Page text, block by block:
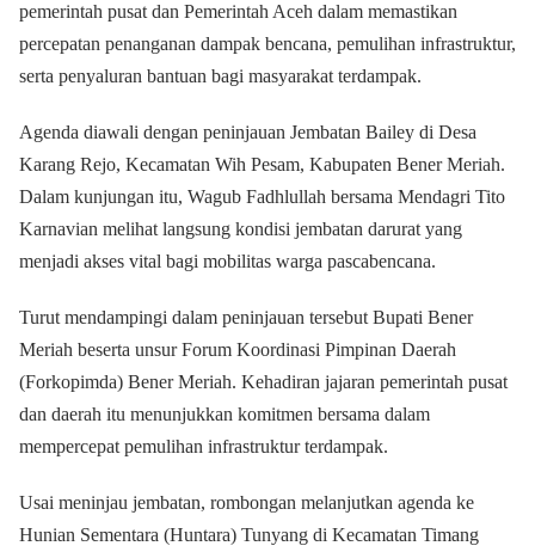
pemerintah pusat dan Pemerintah Aceh dalam memastikan
percepatan penanganan dampak bencana, pemulihan infrastruktur,
serta penyaluran bantuan bagi masyarakat terdampak.
Agenda diawali dengan peninjauan Jembatan Bailey di Desa
Karang Rejo, Kecamatan Wih Pesam, Kabupaten Bener Meriah.
Dalam kunjungan itu, Wagub Fadhlullah bersama Mendagri Tito
Karnavian melihat langsung kondisi jembatan darurat yang
menjadi akses vital bagi mobilitas warga pascabencana.
Turut mendampingi dalam peninjauan tersebut Bupati Bener
Meriah beserta unsur Forum Koordinasi Pimpinan Daerah
(Forkopimda) Bener Meriah. Kehadiran jajaran pemerintah pusat
dan daerah itu menunjukkan komitmen bersama dalam
mempercepat pemulihan infrastruktur terdampak.
Usai meninjau jembatan, rombongan melanjutkan agenda ke
Hunian Sementara (Huntara) Tunyang di Kecamatan Timang